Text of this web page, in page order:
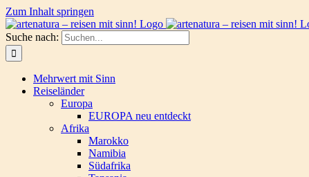
Zum Inhalt springen
Suche nach:
Mehrwert mit Sinn
Reiseländer
Europa
EUROPA neu entdeckt
Afrika
Marokko
Namibia
Südafrika